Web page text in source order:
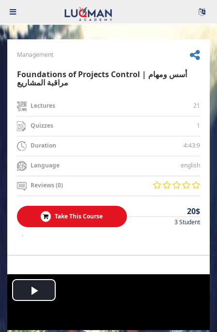
Management
Foundations of Projects Control | أسس ومهام
مراقبة المشاريع
Lectures 21
Quizzes 1
Duration 4:43:9
Language english
Reviews (0)
Take This Course 20$
3 Student
.
Play